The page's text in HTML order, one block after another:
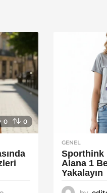
0 0
GENEL
Sporthink
Alana 1
Yakalayın